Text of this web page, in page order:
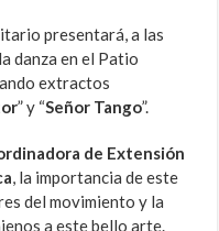
presentará, a las
danza en el Patio
extractos
” y “Señor Tango”.
de Extensión
, la importancia de este
del movimiento y la
a este bello arte.